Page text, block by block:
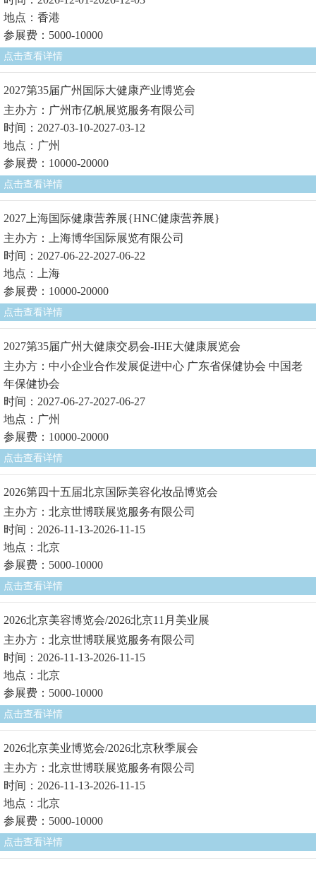
地点：香港
参展费：5000-10000
点击查看详情
2027第35届广州国际大健康产业博览会
主办方：广州市亿帆展览服务有限公司
时间：2027-03-10-2027-03-12
地点：广州
参展费：10000-20000
点击查看详情
2027上海国际健康营养展{HNC健康营养展}
主办方：上海博华国际展览有限公司
时间：2027-06-22-2027-06-22
地点：上海
参展费：10000-20000
点击查看详情
2027第35届广州大健康交易会-IHE大健康展览会
主办方：中小企业合作发展促进中心 广东省保健协会 中国老
年保健协会
时间：2027-06-27-2027-06-27
地点：广州
参展费：10000-20000
点击查看详情
2026第四十五届北京国际美容化妆品博览会
主办方：北京世博联展览服务有限公司
时间：2026-11-13-2026-11-15
地点：北京
参展费：5000-10000
点击查看详情
2026北京美容博览会/2026北京11月美业展
主办方：北京世博联展览服务有限公司
时间：2026-11-13-2026-11-15
地点：北京
参展费：5000-10000
点击查看详情
2026北京美业博览会/2026北京秋季展会
主办方：北京世博联展览服务有限公司
时间：2026-11-13-2026-11-15
地点：北京
参展费：5000-10000
点击查看详情